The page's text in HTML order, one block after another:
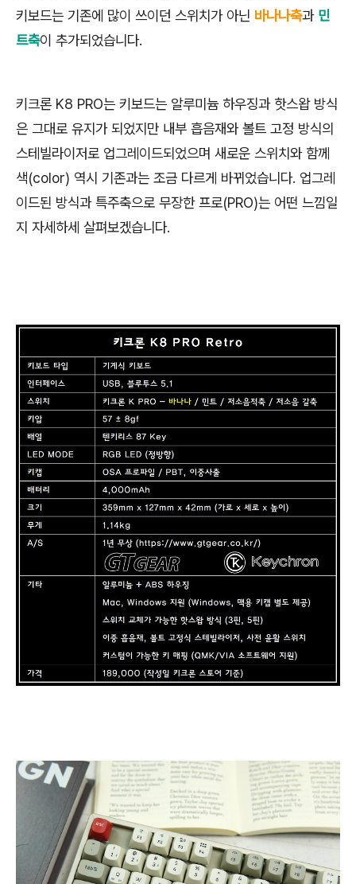
키보드는 기존에 많이 쓰이던 스위치가 아닌 바나나축과 민
트축이 추가되었습니다.
키크론 K8 PRO는 키보드는 알루미늄 하우징과 핫스왑 방식
은 그대로 유지가 되었지만 내부 흡음재와 볼트 고정 방식의
스테빌라이저로 업그레이드되었으며 새로운 스위치와 함께
색(color) 역시 기존과는 조금 다르게 바뀌었습니다. 업그레
이드된 방식과 특주축으로 무장한 프로(PRO)는 어떤 느낌일
지 자세하세 살펴보겠습니다.